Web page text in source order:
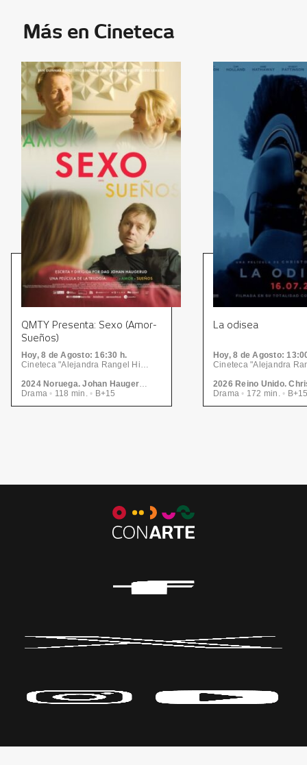
Más en Cineteca
QMTY Presenta: Sexo (Amor-
Sueños)
Hoy, 8 de Agosto: 16:30 h.
Cineteca "Alejandra Rangel Hinojosa" - Centro de las Artes | CONARTE
2024 Noruega. Johan Haugerud
Drama • 118 min. • B+15
La odisea
Hoy, 8 de Agosto:
Drama • 172 min. •